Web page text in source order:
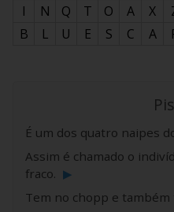
I
N Q T O A X
B
L U E S C A
É um dos quatro naipes
Assim é chamado o
fraco. ▶
Tem no chopp e também